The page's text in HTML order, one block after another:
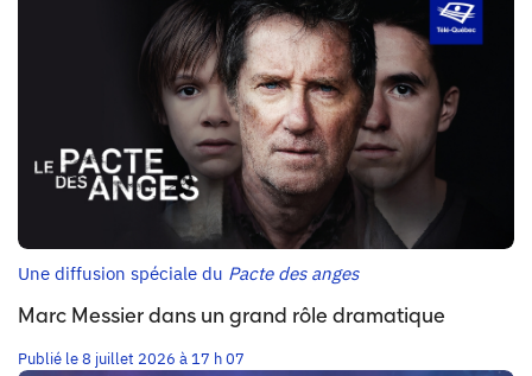
Une diffusion spéciale du Pacte des anges
Marc Messier dans un grand rôle dramatique
Publié le 8 juillet 2026 à 17 h 07